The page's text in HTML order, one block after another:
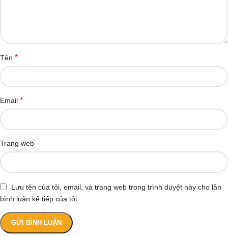
Tên *
Email *
Trang web
Lưu tên của tôi, email, và trang web trong trình duyệt này cho lần
bình luận kế tiếp của tôi.